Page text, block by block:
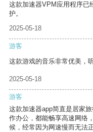
这款加速器VPM应用程序已
护。
2025-05-18
游客
这款游戏的音乐非常优美，
2025-05-18
游客
这款加速器app简直是居家
作办公，都能畅享高速网络
候，经常因为网速慢而无法